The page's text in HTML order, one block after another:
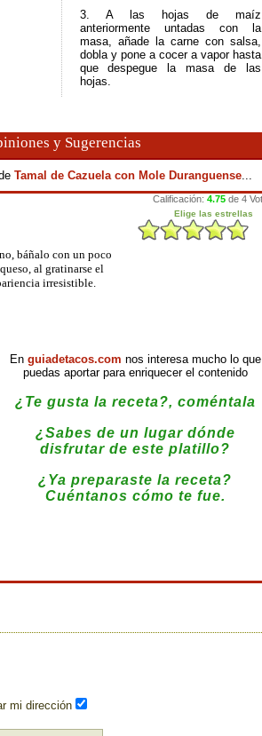
3. A las hojas de maíz
anteriormente untadas con la
masa, añade la carne con salsa,
dobla y pone a cocer a vapor hasta
que despegue la masa de las
hojas.
y Sugerencias
Tamal de Cazuela con Mole Duranguense...
báñalo con un poco
al gratinarse el
irresistible.
En guiadetacos.com nos interesa mucho lo que
puedas aportar para enriquecer el contenido
¿Te gusta la receta?, coméntala
¿Sabes de un lugar dónde
disfrutar de este platillo?
¿Ya preparaste la receta?
Cuéntanos cómo te fue.
mi dirección